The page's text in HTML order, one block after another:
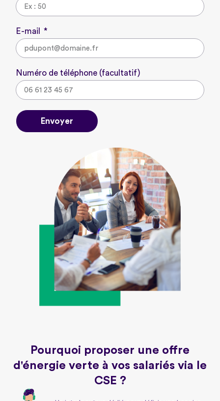
E-mail
Numéro de téléphone (facultatif)
Envoyer
Pourquoi proposer une offre
d'énergie verte à vos salariés via le
CSE ?